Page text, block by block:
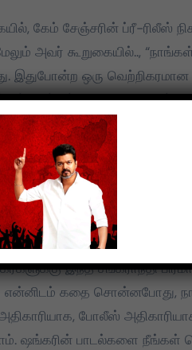
கேம் சேஞ்சரின் ப்ரீ-ரிலீஸ்
அவர் கூறுகையில்..,
இதுபோன்ற ஒரு வெற்றிகரமான
ஒரு பெரிய நிகழ்வை
தில் ராஜு…,
படம் பார்க்கச் சொன்னேன்.
கொள்ள ஆவலாக இருந்தேன்.
எனக்குச் செய்தி வந்தது.
இந்த சங்கராந்தி
என்னிடம் கதை
போலீஸ்
ஷங்கரின் பாடல்களை